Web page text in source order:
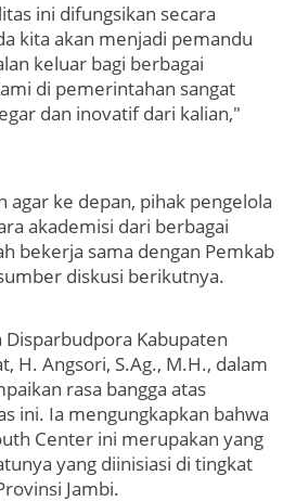
ini difungsikan secara
kita akan menjadi pemandu
keluar bagi berbagai
di pemerintahan sangat
dan inovatif dari kalian,"
agar ke depan, pihak pengelola
akademisi dari berbagai
bekerja sama dengan Pemkab
diskusi berikutnya.
Disparbudpora Kabupaten
H. Angsori, S.Ag., M.H., dalam
rasa bangga atas
ini. Ia mengungkapkan bahwa
Center ini merupakan yang
yang diinisiasi di tingkat
Jambi.